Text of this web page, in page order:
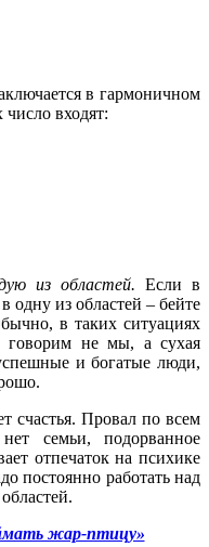
в гармоничном
входят:
из областей. Если в
одну из областей – бейте
в таких ситуациях
не мы, а сухая
и богатые люди,
счастья. Провал по всем
семьи, подорванное
отпечаток на психике
постоянно работать над
жар-птицу»